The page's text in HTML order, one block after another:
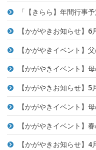
「【きらら】年間行事予
【かがやきお知らせ】
【かがやきイベント】
【かがやきイベント】
【かがやきお知らせ】
【かがやきイベント】
【かがやきイベント】
【かがやきお知らせ】